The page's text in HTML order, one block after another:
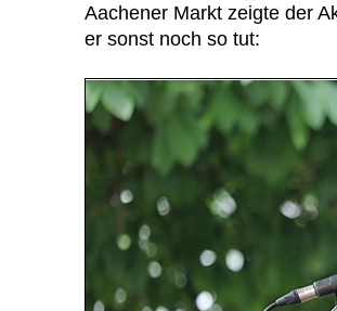
Aachener Markt zeigte der
er sonst noch so tut: